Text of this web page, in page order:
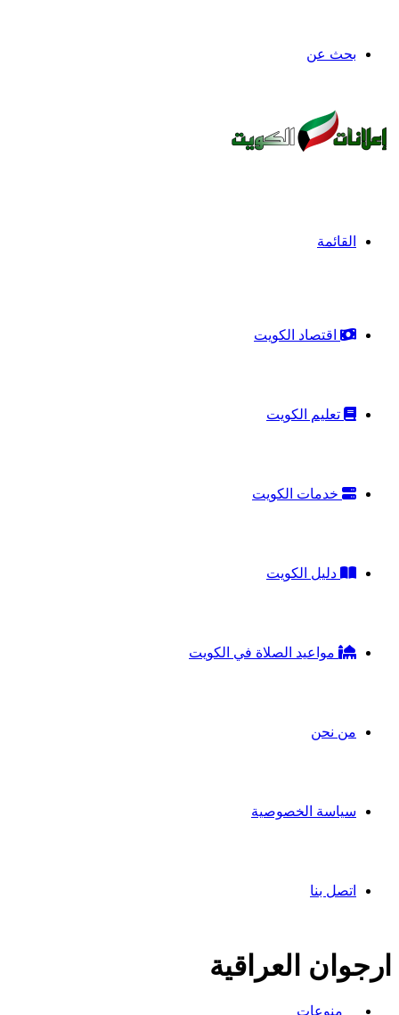
بحث عن
القائمة
اقتصاد الكويت
تعليم الكويت
خدمات الكويت
دليل الكويت
مواعيد الصلاة في الكويت
من نحن
سياسة الخصوصية
اتصل بنا
ارجوان العراقية
منوعات